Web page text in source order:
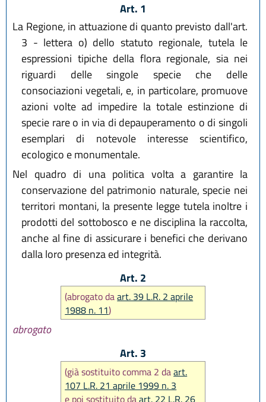
Art. 1
La Regione, in attuazione di quanto previsto dall'art.
3 - lettera o) dello statuto regionale, tutela le
espressioni tipiche della flora regionale, sia nei
riguardi delle singole specie che delle
consociazioni vegetali, e, in particolare, promuove
azioni volte ad impedire la totale estinzione di
specie rare o in via di depauperamento o di singoli
esemplari di notevole interesse scientifico,
ecologico e monumentale.
Nel quadro di una politica volta a garantire la
conservazione del patrimonio naturale, specie nei
territori montani, la presente legge tutela inoltre i
prodotti del sottobosco e ne disciplina la raccolta,
anche al fine di assicurare i benefici che derivano
dalla loro presenza ed integrità.
Art. 2
(abrogato daart. 39 L.R. 2 aprile
1988 n. 11)
abrogato
Art. 3
(già sostituito comma 2 daart.
107 L.R. 21 aprile 1999 n. 3
e poi sostituito daart. 22 L.R. 26